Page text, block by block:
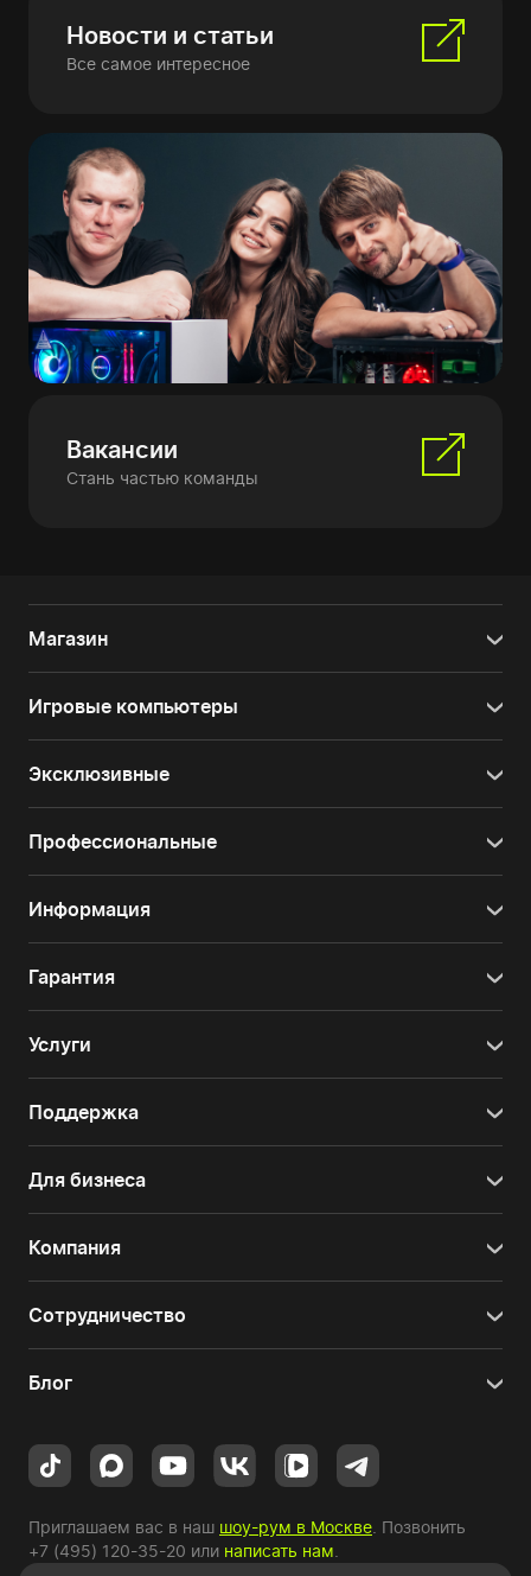
Новости и статьи
Все самое интересное
Вакансии
Стань частью команды
Магазин
Игровые компьютеры
Эксклюзивные
Профессиональные
Информация
Гарантия
Услуги
Поддержка
Для бизнеса
Компания
Сотрудничество
Блог
Приглашаем вас в наш шоу-рум в Москве . Позвонить
+7 (495) 120-35-20 или написать нам